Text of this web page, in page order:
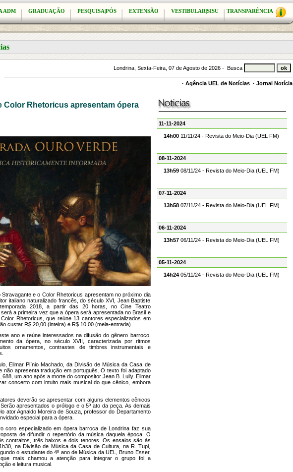
ADM GRADUAÇÃO PESQUISA|PÓS EXTENSÃO VESTIBULAR|SISU TRANSPARÊNCIA
Londrina, Sexta-Feira, 07 de Agosto de 2026 - Busca
· Agência UEL de Notícias · Jornal Notícia
Color Rhetoricus apresentam ópera
e o Color Rhetoricus apresentam no próximo dia
italiano naturalizado francês, do século XVI, Jean Baptiste
2018, a partir das 20 horas, no Cine Teatro
a primeira vez que a ópera será apresentada no Brasil e
Rhetoricus, que reúne 13 cantores especializados em
custar R$ 20,00 (inteira) e R$ 10,00 (meia-entrada).
ano e reúne interessados na difusão do gênero barroco,
da ópera, no século XVII, caracterizada por ritmos
ornamentos, contrastes de timbres instrumentais e
Elimar Plínio Machado, da Divisão de Música da Casa de
não apresenta tradução em português. O texto foi adaptado
um ano após a morte do compositor Jean B. Lully. Elimar
concerto com intuito mais musical do que cênico, embora
deverão se apresentar com alguns elementos cênicos
apresentados o prólogo e o 5º ato da peça. As demais
ator Agnaldo Moreira de Souza, professor do Departamento
especial para a ópera.
coro especializado em ópera barroca de Londrina faz sua
de difundir o repertório da música daquela época. O
contraltos, três baixos e dois tenores. Os ensaios são às
na Divisão de Música da Casa de Cultura, na R. Tupi,
o estudante do 4º ano de Música da UEL, Bruno Esser,
mais chamou a atenção para integrar o grupo foi a
e leitura musical.
11-11-2024
14h0011/11/24 - Revista do Meio-Dia (UEL FM)
08-11-2024
13h5908/11/24 - Revista do Meio-Dia (UEL FM)
07-11-2024
13h5807/11/24 - Revista do Meio-Dia (UEL FM)
06-11-2024
13h5706/11/24 - Revista do Meio-Dia (UEL FM)
05-11-2024
14h2405/11/24 - Revista do Meio-Dia (UEL FM)